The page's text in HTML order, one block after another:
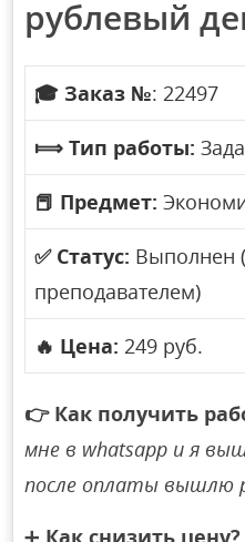
рублевый
🎓 Заказ №: 22497
⟾ Тип работы:
📕 Предмет:
✅ Статус: Выполнен
преподавателем)
🔥 Цена: 249 руб.
👉 Как получить
мне в whatsapp и я
после оплаты вышлю